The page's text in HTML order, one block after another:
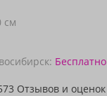
см
Бесплатно
Отзывов и оценок